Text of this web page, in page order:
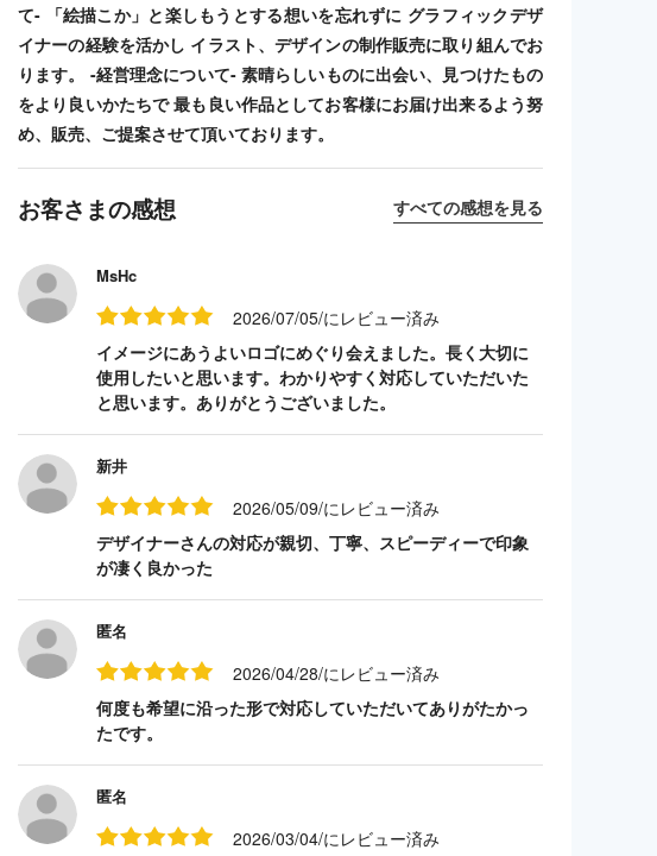
て- 「絵描こか」と楽しもうとする想いを忘れずに グラフィックデザ
イナーの経験を活かし イラスト、デザインの制作販売に取り組んでお
ります。 -経営理念について- 素晴らしいものに出会い、見つけたもの
をより良いかたちで 最も良い作品としてお客様にお届け出来るよう努
め、販売、ご提案させて頂いております。
お客さまの感想 すべての感想を見る
MsHc
2026/07/05/にレビュー済み
イメージにあうよいロゴにめぐり会えました。長く大切に
使用したいと思います。わかりやすく対応していただいた
と思います。ありがとうございました。
新井
2026/05/09/にレビュー済み
デザイナーさんの対応が親切、丁寧、スピーディーで印象
が凄く良かった
匿名
2026/04/28/にレビュー済み
何度も希望に沿った形で対応していただいてありがたかっ
たです。
匿名
2026/03/04/にレビュー済み